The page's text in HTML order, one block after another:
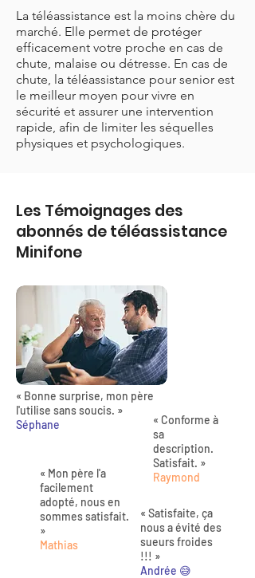
La téléassistance est la moins chère du
marché. Elle permet de protéger
efficacement votre proche en cas de
chute, malaise ou détresse. En cas de
chute, la téléassistance pour senior est
le meilleur moyen pour vivre en
sécurité et assurer une intervention
rapide, afin de limiter les séquelles
physiques et psychologiques.
Les Témoignages des
abonnés de téléassistance
Minifone
« Bonne surprise, mon père
l'utilise sans soucis. »
Séphane
« Mon père l'a
facilement
adopté, nous en
sommes satisfait.
»
Mathias
« Conforme à
sa
description.
Satisfait. »
Raymond
« Satisfaite, ça
nous a évité des
sueurs froides
!!! »
Andrée 😅